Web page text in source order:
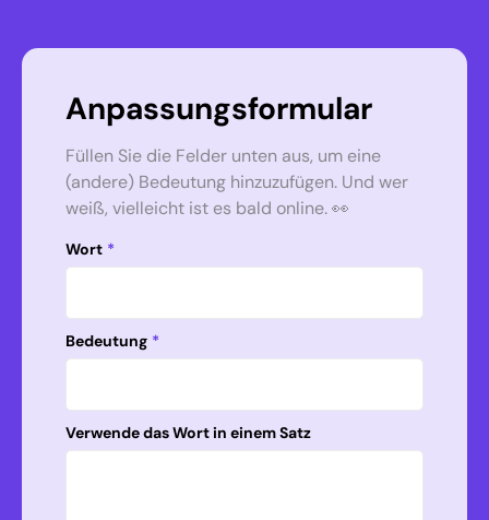
Anpassungsformular
Füllen Sie die Felder unten aus, um eine
(andere) Bedeutung hinzuzufügen. Und wer
weiß, vielleicht ist es bald online. 👀
Wort *
Bedeutung *
Verwende das Wort in einem Satz